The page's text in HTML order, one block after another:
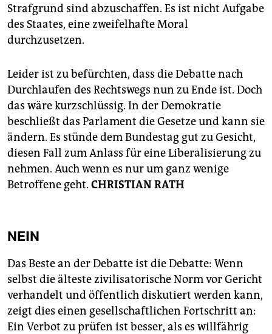
Strafgrund sind abzuschaffen. Es ist nicht Aufgabe
des Staates, eine zweifelhafte Moral
durchzusetzen.
Leider ist zu befürchten, dass die Debatte nach
Durchlaufen des Rechtswegs nun zu Ende ist. Doch
das wäre kurzschlüssig. In der Demokratie
beschließt das Parlament die Gesetze und kann sie
ändern. Es stünde dem Bundestag gut zu Gesicht,
diesen Fall zum Anlass für eine Liberalisierung zu
nehmen. Auch wenn es nur um ganz wenige
Betroffene geht. CHRISTIAN RATH
NEIN
Das Beste an der Debatte ist die Debatte: Wenn
selbst die älteste zivilisatorische Norm vor Gericht
verhandelt und öffentlich diskutiert werden kann,
zeigt dies einen gesellschaftlichen Fortschritt an:
Ein Verbot zu prüfen ist besser, als es willfährig